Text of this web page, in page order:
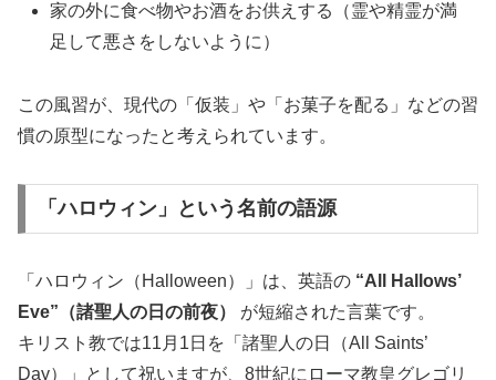
家の外に食べ物やお酒をお供えする（霊や精霊が満
足して悪さをしないように）
この風習が、現代の「仮装」や「お菓子を配る」などの習
慣の原型になったと考えられています。
「ハロウィン」という名前の語源
「ハロウィン（Halloween）」は、英語の “All Hallows’
Eve”（諸聖人の日の前夜）
が短縮された言葉です。
キリスト教では11月1日を「諸聖人の日（All Saints’
Day）」として祝いますが、8世紀にローマ教皇グレゴリ